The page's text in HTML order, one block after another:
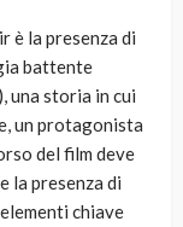
è la presenza di
battente
una storia in cui
un protagonista
del film deve
presenza di
chiave